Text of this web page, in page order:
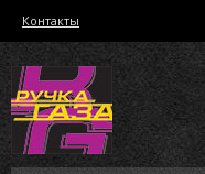
Контакты